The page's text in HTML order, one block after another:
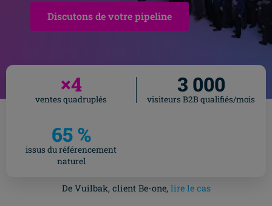
Discutons de votre pipeline
×4
ventes quadruplés
3 000
visiteurs B2B qualifiés/mois
65 %
issus du référencement
naturel
De Vuilbak, client Be-one, lire le cas